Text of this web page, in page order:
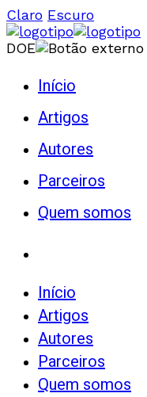
Claro Escuro
DOE
Início
Artigos
Autores
Parceiros
Quem somos
Início
Artigos
Autores
Parceiros
Quem somos